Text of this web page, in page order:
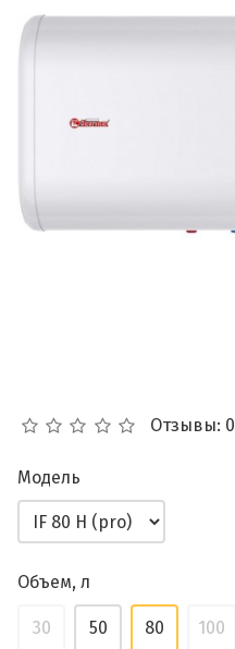
Отзывы: 0
Модель
Объем, л
30 50 80 100